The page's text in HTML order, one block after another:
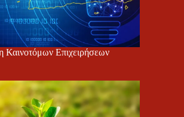
Καινοτόμων Επιχειρήσεων